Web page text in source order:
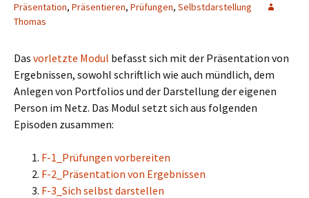
Präsentation, Präsentieren, Prüfungen, Selbstdarstellung
Thomas
Das vorletzte Modul befasst sich mit der Präsentation von
Ergebnissen, sowohl schriftlich wie auch mündlich, dem
Anlegen von Portfolios und der Darstellung der eigenen
Person im Netz. Das Modul setzt sich aus folgenden
Episoden zusammen:
F-1_Prüfungen vorbereiten
F-2_Präsentation von Ergebnissen
F-3_Sich selbst darstellen